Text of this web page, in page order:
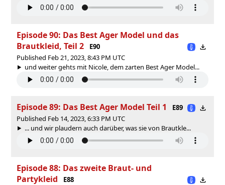
Episode 90: Das Best Ager Model und das
Brautkleid, Teil 2
E90
Published Feb 21, 2023, 8:43 PM UTC
und weiter gehts mit Nicole, dem zarten Best Ager Model...
Episode 89: Das Best Ager Model Teil 1
E89
Published Feb 14, 2023, 6:33 PM UTC
... und wir plaudern auch darüber, was sie von Brautkle...
Episode 88: Das zweite Braut- und
Partykleid
E88